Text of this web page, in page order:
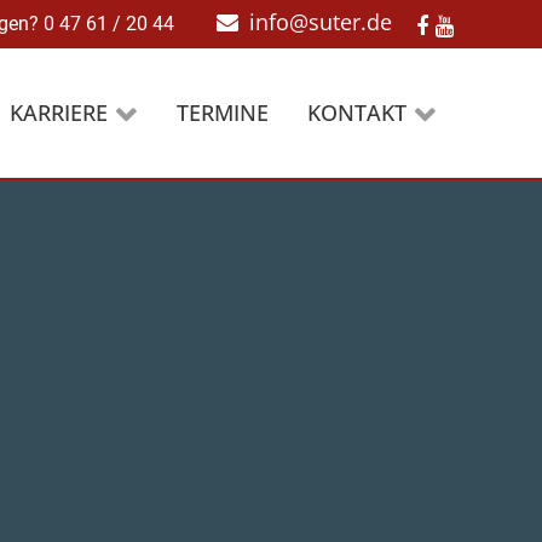
0 47 61 / 20 44 info@suter.de
KARRIERE TERMINE KONTAKT
CompeDent
Teamviewer